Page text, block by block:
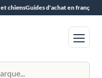
chiensGuides d'achat en français
Menu